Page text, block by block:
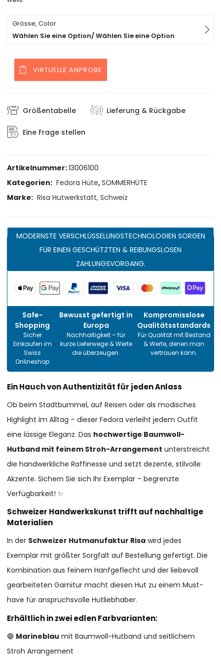
Grösse, Color
Wählen Sie eine Option/ Wählen Sie eine Option
VIRTUELLE ANPROBE
Größentabelle Lieferung & Rückgabe
Eine Frage stellen
Artikelnummer:13006100
Kategorien: Fedora Hüte,SOMMERHÜTE
Marke: Risa Hutwerkstatt, Schweiz
MODERNSTE VERSCHLÜSSELUNGSTECHNOLOGIEN SORGEN
FÜR EINEN GESCHÜTZTEN & REIBUNGSLOSEN
ZAHLUNGSVORGANG.
Safe-
Shopping
Sicher
Einkaufen im
Swiss
Onlineshop
Bewusst gefertigt in
Europa
Nachhaltigkeit – für
kurze Lieferwege & Werte
die überzeugen.
Kompromisslose
Qualitätsstandards
Für Qualität mit Bestand
& Werte, denen man
vertrauen kann.
Ein Hauch von Authentizität für jeden Anlass
Ob beim Stadtbummel, auf Reisen oder als modisches
Highlight im Alltag – dieser Fedora verleiht jedem Outfit
eine lässige Eleganz. Das hochwertige Baumwoll-
Hutband mit feinem Stroh-Arrangement unterstreicht
die handwerkliche Raffinesse und setzt dezente, stilvolle
Akzente. Sichern Sie sich Ihr Exemplar – begrenzte
Verfügbarkeit! ✨
Schweizer Handwerkskunst trifft auf nachhaltige
Materialien
In der Schweizer Hutmanufaktur Risa wird jedes
Exemplar mit größter Sorgfalt auf Bestellung gefertigt. Die
Kombination aus feinem Hanfgeflecht und der liebevoll
gearbeiteten Garnitur macht diesen Hut zu einem Must-
have für anspruchsvolle Hutliebhaber.
Erhältlich in zwei edlen Farbvarianten:
🔵 Marineblau mit Baumwoll-Hutband und seitlichem
Stroh Arrangement